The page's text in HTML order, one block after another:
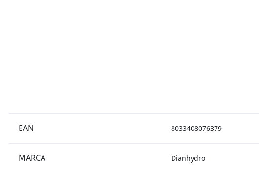
EAN 8033408076379
MARCA Dianhydro